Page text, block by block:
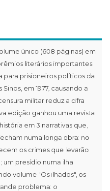
único (608 páginas) em
literários importantes
para prisioneiros políticos da
em 1977, causando a
militar reduz a cifra
edição ganhou uma revista
em 3 narrativas que,
numa longa obra: no
os crimes que levarão
um presídio numa ilha
volume "Os ilhados", os
problema: o